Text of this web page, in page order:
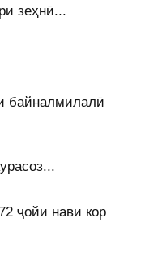
зеҳнӣ...
байналмилалӣ
ҷойи нави кор